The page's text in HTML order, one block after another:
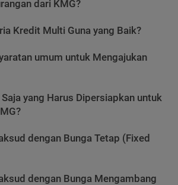
dari KMG?
Kredit Multi Guna yang Baik?
umum untuk Mengajukan
yang Harus Dipersiapkan untuk
dengan Bunga Tetap (Fixed
dengan Bunga Mengambang